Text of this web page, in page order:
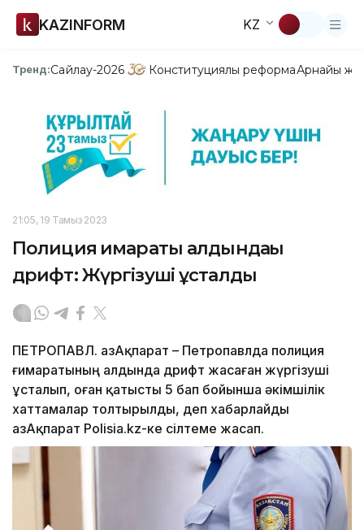
KAZINFORM KZ
Тренд:Сайлау-2026 Конституциялық реформаАрнайы
21:05, 19 Тамыз 2023
Полиция ғимараты алдындағы
дрифт: Жүргізуші ұсталды
ПЕТРОПАВЛ. ҚазАқпарат – Петропавлда полиция
ғимаратының алдында дрифт жасаған жүргізуші
ұсталып, оған қатысты 5 бап бойынша әкімшілік
хаттамалар толтырылды, деп хабарлайды
ҚазАқпарат Рolisia.kz-ке сілтеме жасап.